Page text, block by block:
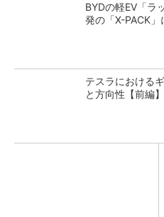
BYDの軽EV「ラ
発の「X-PACK
テスラにおける
と方向性【前編】